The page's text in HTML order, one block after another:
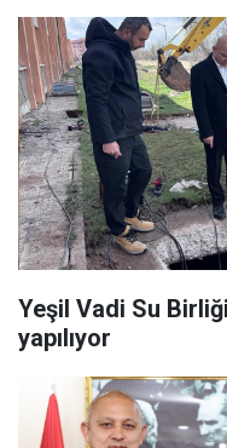
Yeşil Vadi Su
yapılıyor